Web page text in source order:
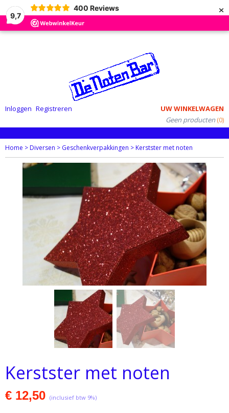
9,7
400 Reviews ×
Inloggen Registreren
UW WINKELWAGEN
Geen producten (0)
Home >Diversen > Geschenkverpakkingen >Kerstster met noten
Kerstster met noten
€ 12,50 (inclusief btw 9%)